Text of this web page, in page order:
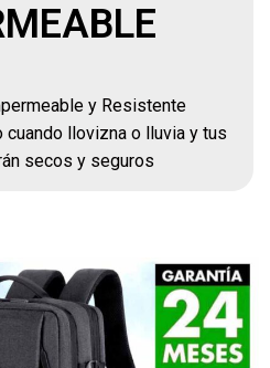
y Resistente
cuando llovizna o lluvia y tus
secos y seguros